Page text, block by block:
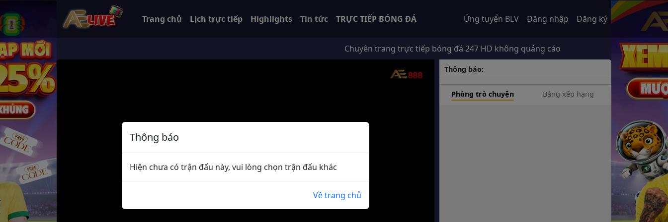
Trang chủ Lịch trực tiếp Highlights Tin tức TRỰC TIẾP BÓNG ĐÁ Ứng tuyển BLV Đăng nhập Đăng ký
Chuyên trang trực tiếp bóng đá 247 HD không quảng cáo
Thông báo
Hiện chưa có trận đấu này, vui lòng chọn trận đấu khác
Về trang chủ
Thông báo:
Phòng trò chuyện Bảng xếp hạng